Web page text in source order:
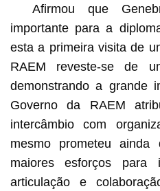
Afirmou que
importante para a
esta a primeira visita de
RAEM reveste-se de
demonstrando a grande
Governo da RAEM
intercâmbio com
mesmo prometeu
maiores esforços para
articulação e